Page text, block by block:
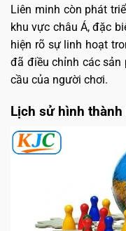
Liên minh còn phát
khu vực châu Á, đặc
hiện rõ sự linh hoạt
đã điều chỉnh các sản
cầu của người chơi.
Lịch sử hình